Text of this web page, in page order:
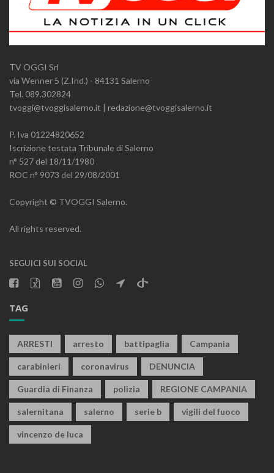
TV OGGI Srl
via Wenner 5 (Z.Ind.) - 84131 Salerno
Tel. 089.302824
tvoggi@tvoggisalerno.it | redazione@tvoggisalerno.it
P. Iva 01224820652
Iscrizione testata Tribunale di Salerno
n° 527 del 18/11/1980
ROC n° 9073 del 29/08/2001
Copyright © TVOGGI Salerno.
All rights reserved.
SEGUICI SUI SOCIAL
TAG
ARRESTI arresto battipaglia Campania
carabinieri coronavirus DENUNCIA
Guardia di Finanza polizia REGIONE CAMPANIA
salernitana salerno serie b vigili del fuoco
vincenzo de luca